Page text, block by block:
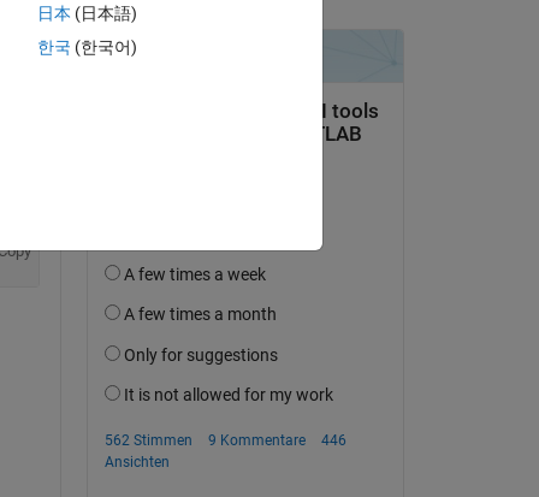
日本 (日本語)
한국 (한국어)